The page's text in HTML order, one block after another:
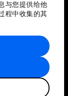
与您提供给他
程中收集的其